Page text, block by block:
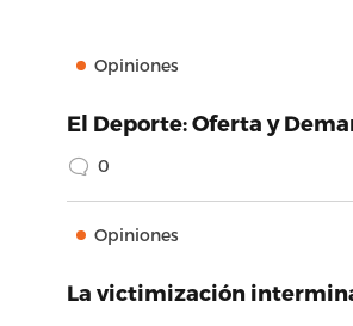
Opiniones
El Deporte: Oferta y
0
Opiniones
La victimización